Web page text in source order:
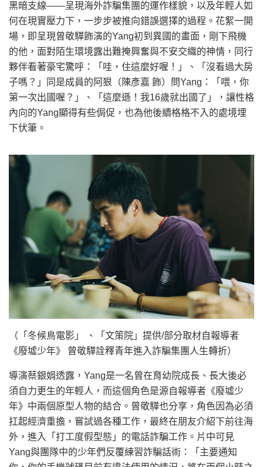
黑暗支線——呈現海外詐騙集團的運作樣貌，以及年輕人如
何在現實壓力下，一步步被推向錯誤選擇的過程。花絮一開
場，即呈現曾敬驊飾演的Yang初到異國的畫面，剛下飛機
的他，面對陌生環境露出難掩興奮與不安交織的神情，同行
夥伴看著豪宅驚呼：「哇，住這麼好喔！」、「沒看過大房
子嗎？」同是成員的阿狠（陳彥嘉 飾）問Yang：「喂，你
第一次出國喔？」、「這麼遜！我16歲就出國了」，讓性格
內向的Yang顯得有些侷促，也為他後續格格不入的處境埋
下伏筆。
（「冬候鳥電影」 、「文策院」提供/部分取材自報導者
《廢墟少年》 曾敬驊詮釋青年進入詐騙集團人生轉折）
導演蔡銀娟透露，Yang是一名曾在育幼院成長、長大後必
須自力更生的年輕人，而這個角色是源自報導者《廢墟少
年》中兩個原型人物的結合。曾敬驊也分享，角色因為必須
扛起經濟重擔，嘗試過各種工作，最終在朋友介紹下前往海
外，進入「打工度假型態」的電話詐騙工作。片中可見
Yang與團隊中的少年們反覆練習詐騙話術：「主要通知